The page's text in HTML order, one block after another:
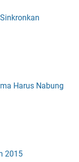
Harus Nabung
2015